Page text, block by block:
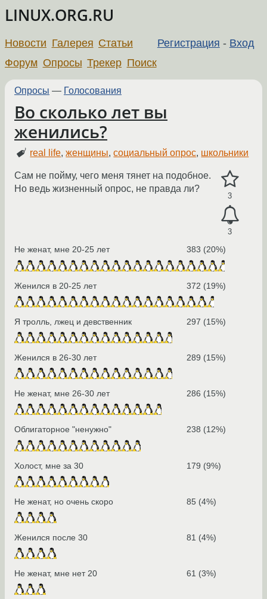
LINUX.ORG.RU
Регистрация - Вход
Новости Галерея Статьи
Форум Опросы Трекер Поиск
Опросы — Голосования
Во сколько лет вы
женились?
real life,женщины,социальный опрос, школьники
3
3
Сам не пойму, чего меня тянет на подобное.
Но ведь жизненный опрос, не правда ли?
Не женат, мне 20-25 лет 383 (20%)
Женился в 20-25 лет 372 (19%)
Я тролль, лжец и девственник 297 (15%)
Женился в 26-30 лет 289 (15%)
Не женат, мне 26-30 лет 286 (15%)
Облигаторное "ненужно" 238 (12%)
Холост, мне за 30 179 (9%)
Не женат, но очень скоро 85 (4%)
Женился после 30 81 (4%)
Не женат, мне нет 20 61 (3%)